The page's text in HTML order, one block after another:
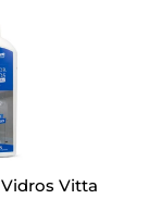
Vitta